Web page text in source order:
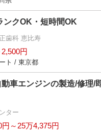
ンクOK・短時間OK
歯科 恵比寿
円
ト / 東京都
動車エンジンの製造/修理/
ター
～25万4,375円